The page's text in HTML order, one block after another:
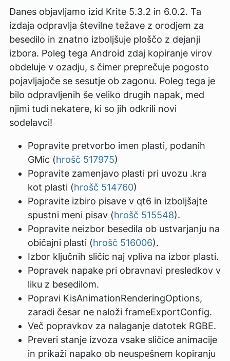
Danes objavljamo izid Krite 5.3.2 in 6.0.2. Ta
izdaja odpravlja številne težave z orodjem za
besedilo in znatno izboljšuje ploščo z dejanji
izbora. Poleg tega Android zdaj kopiranje virov
obdeluje v ozadju, s čimer preprečuje pogosto
pojavljajoče se sesutje ob zagonu. Poleg tega je
bilo odpravljenih še veliko drugih napak, med
njimi tudi nekatere, ki so jih odkrili novi
sodelavci!
Popravite pretvorbo imen plasti, podanih
GMic (hrošč 517975)
Popravite zamenjavo plasti pri uvozu .kra
kot plasti (hrošč 514760)
Popravite izbiro pisave v qt6 in izboljšajte
spustni meni pisav (hrošč 515548).
Popravite neizbor besedila ob ustvarjanju na
običajni plasti (hrošč 516006).
Izbor ključnih sličic naj vpliva na izbor plasti.
Popravek napake pri obravnavi presledkov v
liku z besedilom.
Popravi KisAnimationRenderingOptions,
zaradi česar ne naloži frameExportConfig.
Več popravkov za nalaganje datotek RGBE.
Preveri stanje izvoza vsake sličice animacije
in prikaži napako ob neuspešnem kopiranju